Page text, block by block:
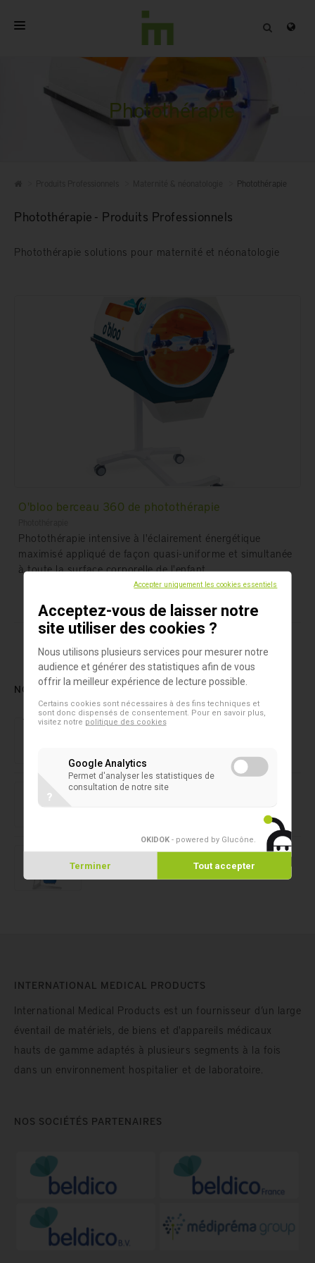
A PROPOS
PRODUITS PROFESSIONNELS
Photothérapie
Photothérapie
Photothérapie - Produits Professionnels
Photothérapie solutions pour maternité et néonatologie
O'bloo berceau 360 de photothérapie
Photothérapie intensive à l'éclairement énergétique
maximisé appliqué de façon quasi-uniforme et simultanée
à toute la surface corporelle de l'enfant.
NOS DERNIERS PRODUITS
Laboratoire forensique
Microtubes 2D
Capper/Decapper 8 canaux SAFE®
INTERNATIONAL MEDICAL PRODUCTS
International Medical Products est un fournisseur d’un large
éventail de matériels, de biens et d'appareils médicaux
hauts de gamme adaptés à plusieurs segments à la fois
dans un environnement hospitalier et de laboratoire.
NOS SOCIÉTÉS PARTENAIRES
Accepter uniquement les cookies essentiels
Acceptez-vous de laisser notre
site utiliser des cookies ?
Nous utilisons plusieurs services pour mesurer notre
audience et générer des statistiques afin de vous
offrir la meilleur expérience de lecture possible.
Certains cookies sont nécessaires à des fins techniques et
sont donc dispensés de consentement. Pour en savoir plus,
visitez notre politique des cookies
Google Analytics
Permet d'analyser les statistiques de
consultation de notre site
?
OKIDOK - powered by Glucône
Terminer Tout accepter